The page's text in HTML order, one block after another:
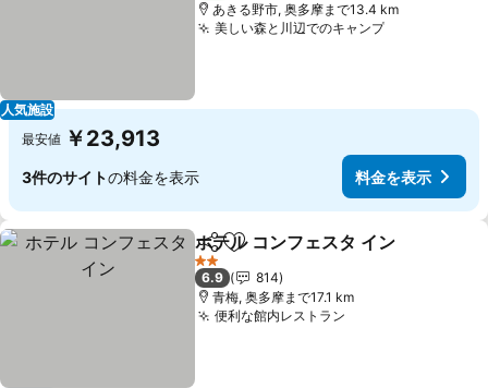
人気施設
あきる野市, 奥多摩まで13.4 km
美しい森と川辺でのキャンプ料金を表示
最安値 ￥23,913
3件のサイトの料金を表示 料金を表示
シェアお気に入りに追加
ホテル コンフェスタ イン
2 ホテルのランク
6.9
814
青梅, 奥多摩まで17.1 km
便利な館内レストラン